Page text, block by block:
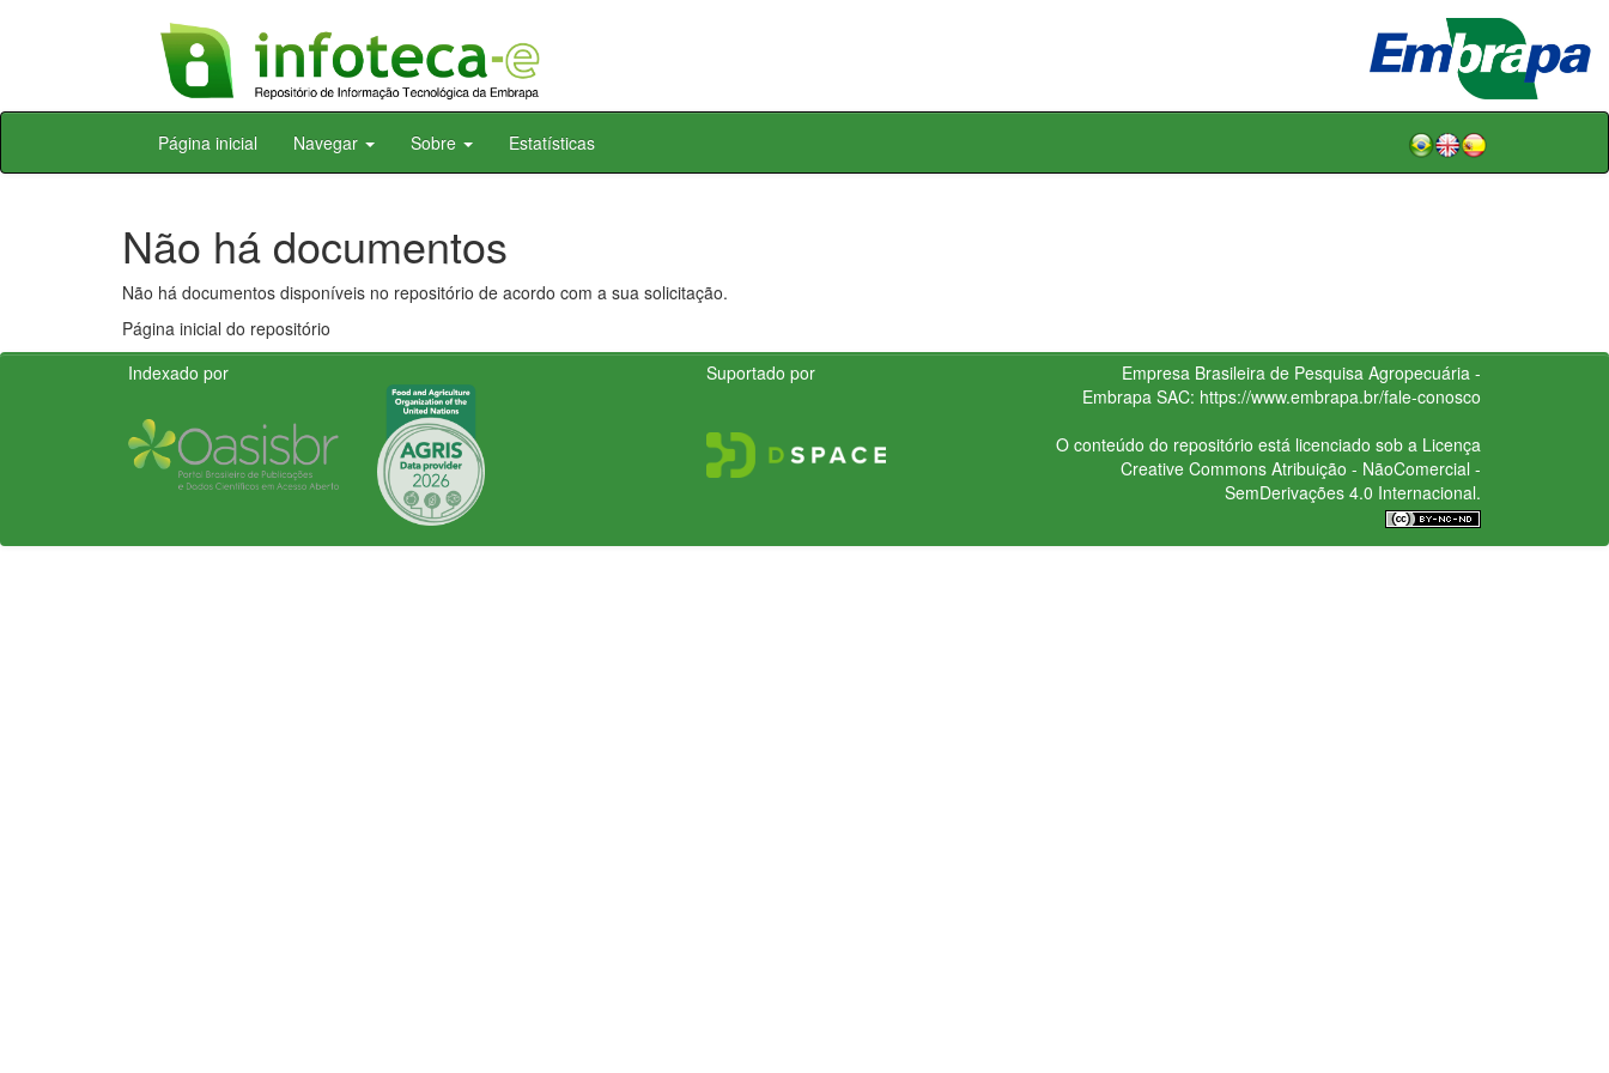
Skip
Página inicial Navegar Sobre Estatísticas
Não há documentos
Não há documentos disponíveis no repositório de acordo com a sua solicitação.
Página inicial do repositório
Indexado por
Suportado por
Empresa Brasileira de Pesquisa Agropecuária -
Embrapa SAC: https://www.embrapa.br/fale-conosco
O conteúdo do repositório está licenciado sob a Licença
Creative CommonsAtribuição - NãoComercial -
SemDerivações 4.0 Internacional.